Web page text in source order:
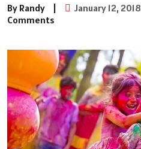
By Randy | January 12, 2018
Comments